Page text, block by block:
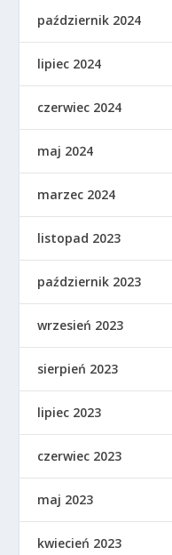
październik 2024
lipiec 2024
czerwiec 2024
maj 2024
marzec 2024
listopad 2023
październik 2023
wrzesień 2023
sierpień 2023
lipiec 2023
czerwiec 2023
maj 2023
kwiecień 2023